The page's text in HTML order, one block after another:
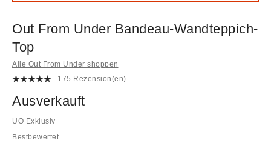
Out From Under Bandeau-Wandteppich-
Top
Alle Out From Under shoppen
175 Rezension(en)
Ausverkauft
UO Exklusiv
Bestbewertet